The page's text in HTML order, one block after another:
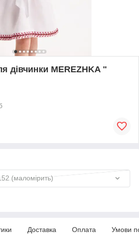
дівчинки MEREZHKA "
(маломірить)
Доставка Оплата Умови